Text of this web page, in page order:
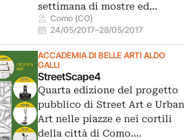
settimana di mostre ed…
Como (CO)
24/05/2017–28/05/2017
ACCADEMIA DI BELLE ARTI ALDO
GALLI
StreetScape4
Quarta edizione del progetto
pubblico di Street Art e Urban
Art nelle piazze e nei cortili
della città di Como.…